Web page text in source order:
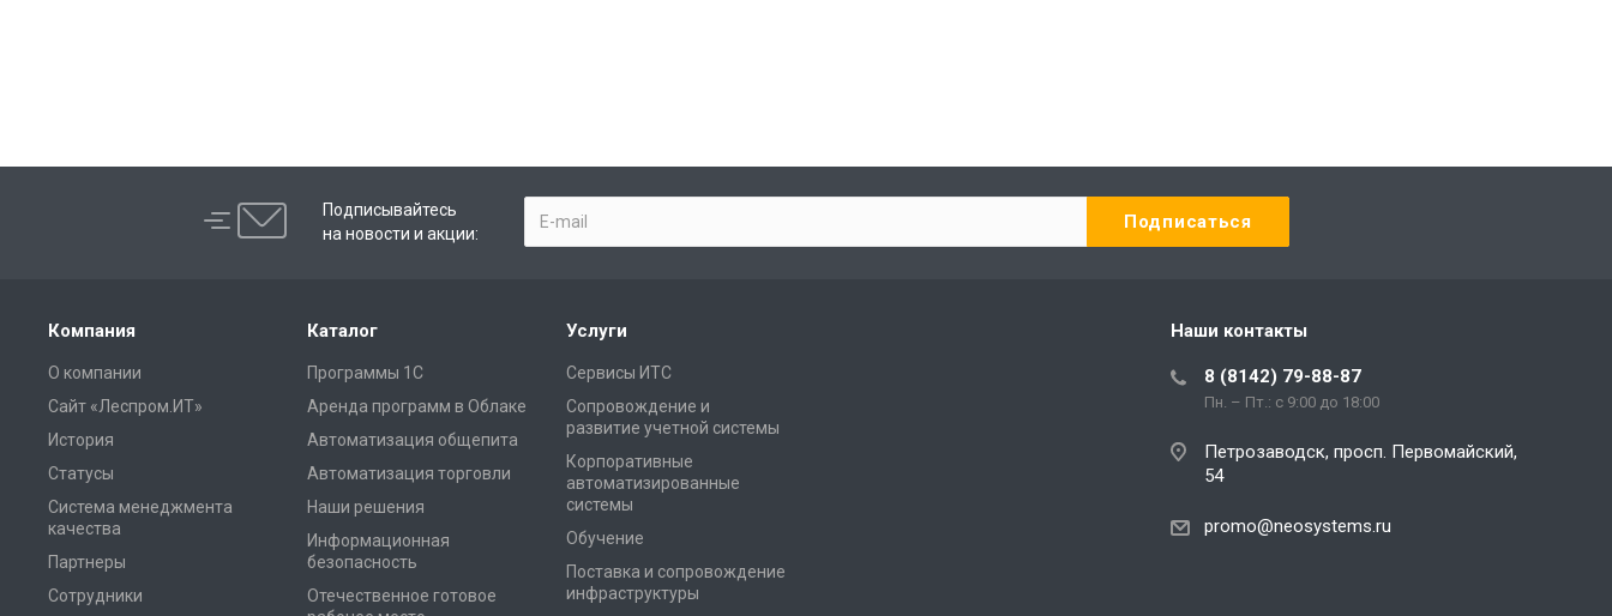
Подписывайтесь
на новости и акции:
Компания
О компании
Сайт «Леспром.ИТ»
История
Статусы
Система менеджмента
качества
Партнеры
Сотрудники
Каталог
Программы 1С
Аренда программ в Облаке
Автоматизация общепита
Автоматизация торговли
Наши решения
Информационная
безопасность
Отечественное готовое
Услуги
Сервисы ИТС
Сопровождение и
развитие учетной системы
Корпоративные
автоматизированные
системы
Обучение
Поставка и сопровождение
инфраструктуры
Наши контакты
8 (8142) 79-88-87
Пн. – Пт.: с 9:00 до 18:00
Петрозаводск, просп. Первомайский,
54
promo@neosystems.ru